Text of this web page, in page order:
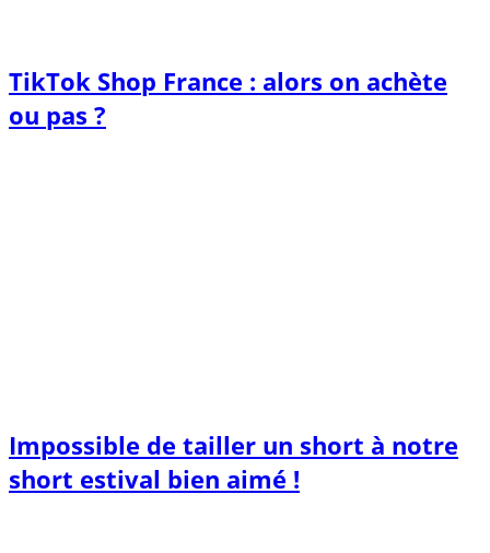
TikTok Shop France : alors on achète
ou pas ?
Impossible de tailler un short à notre
short estival bien aimé !